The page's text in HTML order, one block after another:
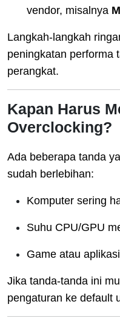
vendor, misalnya
Langkah-langkah
peningkatan performa
perangkat.
Kapan Harus
Overclocking?
Ada beberapa tanda
sudah berlebihan:
Komputer sering
Suhu CPU/GPU
Game atau
Jika tanda-tanda ini
pengaturan ke default